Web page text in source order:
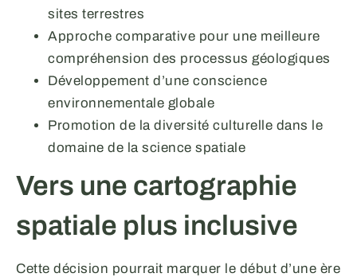
sites terrestres
Approche comparative pour une meilleure
compréhension des processus géologiques
Développement d’une conscience
environnementale globale
Promotion de la diversité culturelle dans le
domaine de la science spatiale
Vers une cartographie
spatiale plus inclusive
Cette décision pourrait marquer le début d’une ère